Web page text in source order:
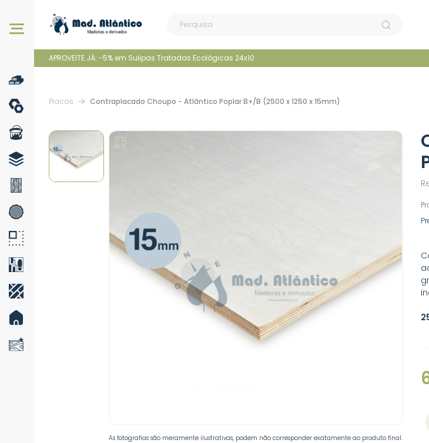
APROVEITE JÁ: -5% em Sulipas Tratadas Ecológicas 24x10
Os nossos produtos
Placas Contraplacado Choupo - Atlântico Poplar B+/B (2500 x 1250 x 15mm)
As fotografias são meramente ilustrativas, podem não corresponder exatamente ao produto final.